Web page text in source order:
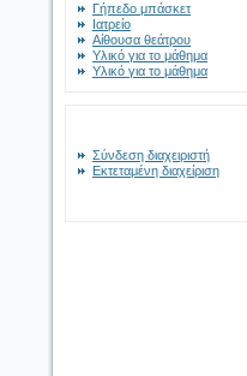
Γήπεδο μπάσκετ
Ιατρείο
Αίθουσα θεάτρου
Υλικό για το μάθημα
Υλικό για το μάθημα
Σύνδεση διαχειριστή
Εκτεταμένη διαχείριση